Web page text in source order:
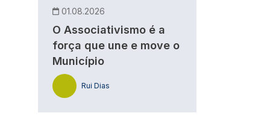
01.08.2026
O Associativismo é a
força que une e move o
Município
Rui Dias